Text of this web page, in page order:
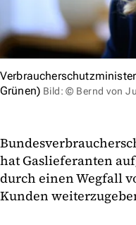
Grünen) Bild: © Bernd von
hat Gaslieferanten
durch einen Wegfall
Kunden